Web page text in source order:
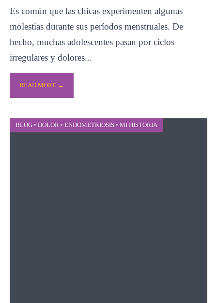
Es común que las chicas experimenten algunas
molestias durante sus períodos menstruales. De
hecho, muchas adolescentes pasan por ciclos
irregulares y dolores...
READ MORE →
BLOG • DOLOR • ENDOMETRIOSIS • MI HISTORIA